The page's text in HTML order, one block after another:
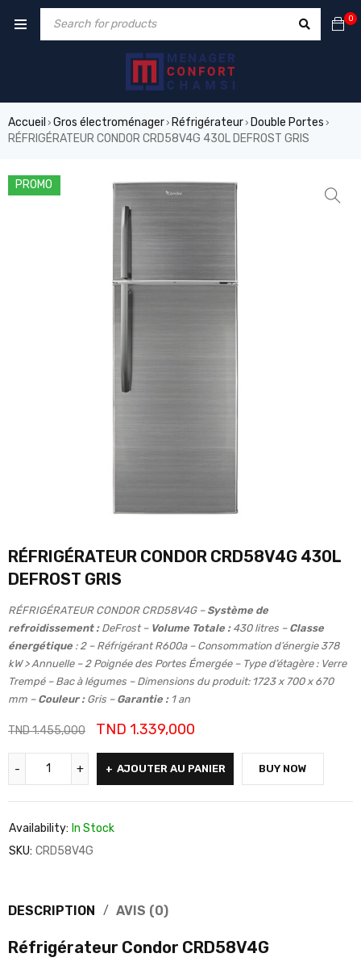
0
Accueil › Gros électroménager› Réfrigérateur› Double Portes ›
RÉFRIGÉRATEUR CONDOR CRD58V4G 430L DEFROST GRIS
PROMO
RÉFRIGÉRATEUR CONDOR CRD58V4G 430L
DEFROST GRIS
RÉFRIGÉRATEUR CONDOR CRD58V4G – Système de
refroidissement :DeFrost – Volume Totale :430 litres – Classe
énergétique : 2 – Réfrigérant R600a – Consommation d’énergie 378
kW > Annuelle – 2 Poignée des Portes Émergée – Type d’étagère : Verre
Trempé – Bac à légumes – Dimensions du produit: 1723 x 700 x 670
mm – Couleur :Gris – Garantie :1 an
TND1.455,000 TND 1.339,000
AJOUTER AU PANIER BUY NOW
Availability: In Stock
SKU: CRD58V4G
DESCRIPTION AVIS (0)
Réfrigérateur Condor CRD58V4G